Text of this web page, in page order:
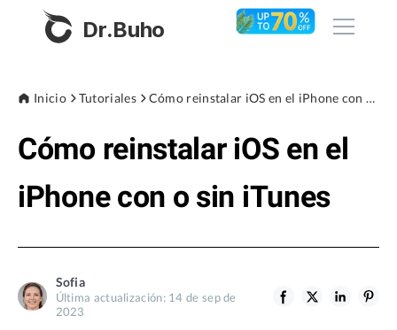
Dr.Buho
Productos
BuhoRepair
BuhoNTFS
BuhoBarX
Tienda
Empresa
Inicio Tutoriales Cómo reinstalar iOS en el iPhone con o sin iTunes
Cómo reinstalar iOS en el
iPhone con o sin iTunes
Sofia
Última actualización: 14 de sep de
2023